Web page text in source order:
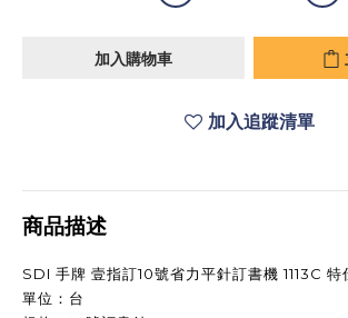
加入購物車
加入追蹤清單
商品描述
SDI 手牌 壹指訂10號省力平針訂書機 1113C 特
單位：台